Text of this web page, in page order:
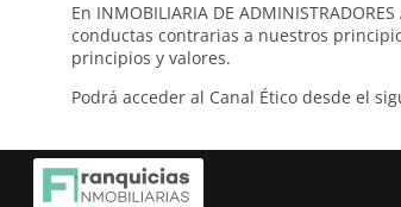
En INMOBILIARIA DE
conductas contrarias a nuestros
principios y valores.
Podrá acceder al Canal Ético desde el